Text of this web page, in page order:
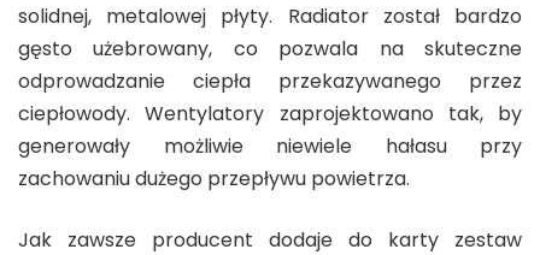
solidnej, metalowej płyty. Radiator został bardzo
gęsto użebrowany, co pozwala na skuteczne
odprowadzanie ciepła przekazywanego przez
ciepłowody. Wentylatory zaprojektowano tak, by
generowały możliwie niewiele hałasu przy
zachowaniu dużego przepływu powietrza.
Jak zawsze producent dodaje do karty zestaw